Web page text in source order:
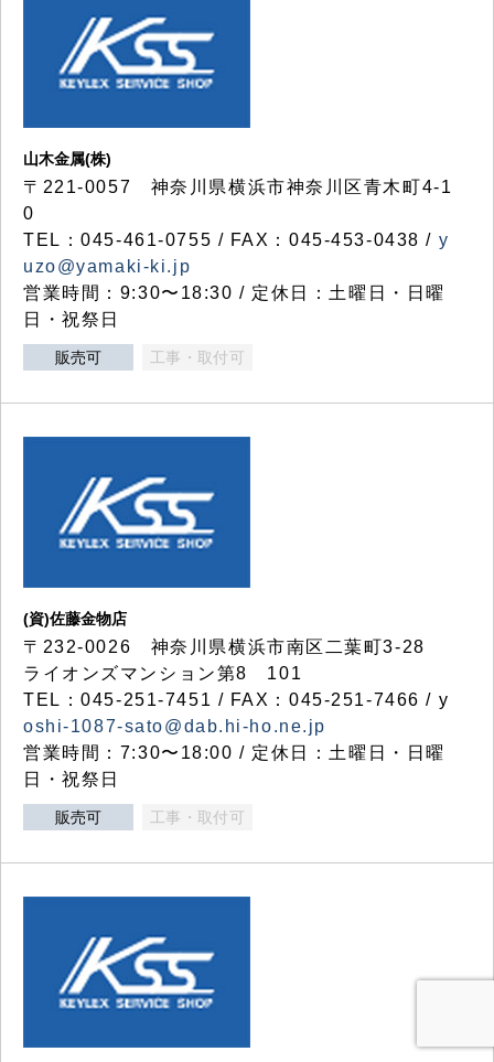
山木金属(株)
〒221-0057 神奈川県横浜市神奈川区青木町4-1
0
TEL：045-461-0755 / FAX：045-453-0438 / y
uzo@yamaki-ki.jp
営業時間：9:30〜18:30 / 定休日：土曜日・日曜
日・祝祭日
販売可 工事・取付可
(資)佐藤金物店
〒232-0026 神奈川県横浜市南区二葉町3-28
ライオンズマンション第8 101
TEL：045-251-7451 / FAX：045-251-7466 / y
oshi-1087-sato@dab.hi-ho.ne.jp
営業時間：7:30〜18:00 / 定休日：土曜日・日曜
日・祝祭日
販売可 工事・取付可